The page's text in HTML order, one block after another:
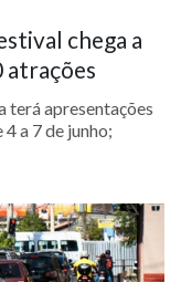
chega a
atrações
terá apresentações
a 7 de junho;